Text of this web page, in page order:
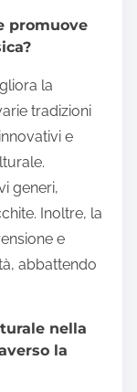
musica
ma
le
la
tradizioni
generi,
Inoltre, la